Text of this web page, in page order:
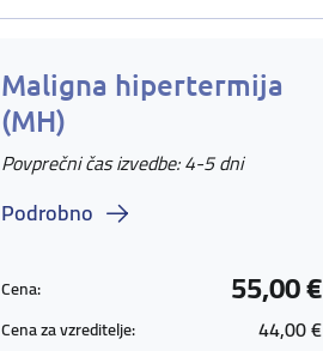
Maligna hipertermija
(MH)
Povprečni čas izvedbe: 4-5 dni
Podrobno
Cena: 55,00 €
Cena za vzreditelje: 44,00 €